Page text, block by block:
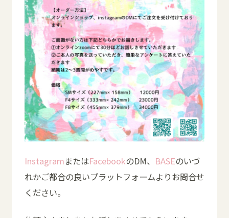
InstagramまたはFacebookのDM、 BASEのいづ
れかご都合の良いプラットフォームよりお問合せ
ください。